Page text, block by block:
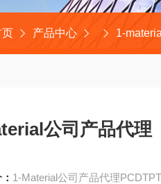
页 产品中心 1-material
公司产品代理
1-Material公司产品代理